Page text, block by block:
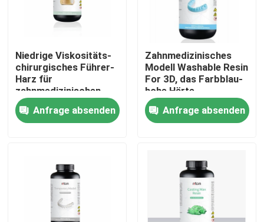
Drucker Laser-Metall3d
Zahnmedizinischer Drucker des Metall3d
Drucker SLM 3D
Drucker LCD 3D
Lichtempfindliches Harz
Niedrige Viskositäts-
chirurgisches Führer-
Harz für
zahnmedizinischen
vorbildlichen Drucker
3d Anfrage absenden
Zahnmedizinisches
Modell Washable Resin
For 3D, das Farbblau-
hohe Härte-
Wellenlänge 405nm
drucktAnfrage absenden